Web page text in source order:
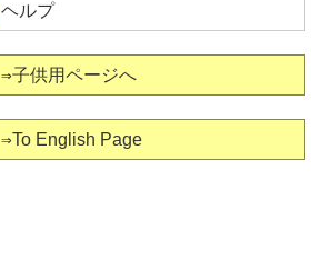
ヘルプ
⇒子供用ページへ
⇒To English Page